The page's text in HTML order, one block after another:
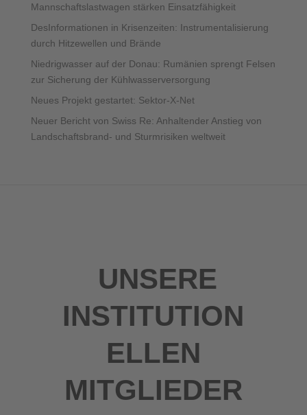
Mannschaftslastwagen stärken Einsatzfähigkeit
DesInformationen in Krisenzeiten: Instrumentalisierung
durch Hitzewellen und Brände
Niedrigwasser auf der Donau: Rumänien sprengt Felsen
zur Sicherung der Kühlwasserversorgung
Neues Projekt gestartet: Sektor-X-Net
Neuer Bericht von Swiss Re: Anhaltender Anstieg von
Landschaftsbrand- und Sturmrisiken weltweit
UNSERE
INSTITUTION
ELLEN
MITGLIEDER